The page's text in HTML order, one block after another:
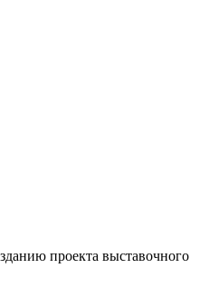
проекта выставочного